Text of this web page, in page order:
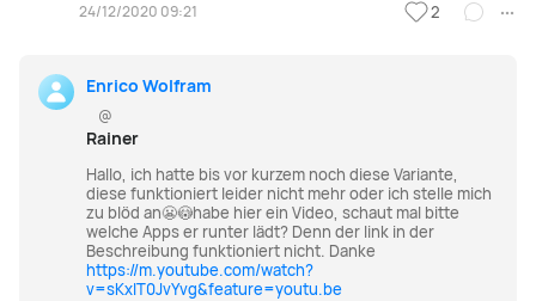
24/12/2020 09:21 2
Enrico Wolfram
@
Rainer
Hallo, ich hatte bis vor kurzem noch diese Variante,
diese funktioniert leider nicht mehr oder ich stelle mich
zu blöd an😬😳habe hier ein Video, schaut mal bitte
welche Apps er runter lädt? Denn der link in der
Beschreibung funktioniert nicht. Danke
https://m.youtube.com/watch?
v=sKxlT0JvYvg&feature=youtu.be